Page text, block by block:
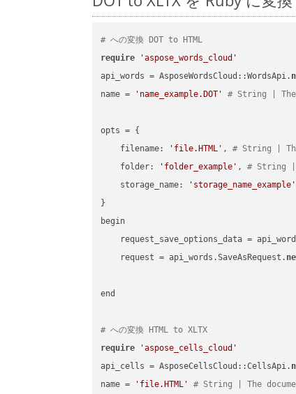
# への変換 DOT to HTML
require
'aspose_words_cloud'
api_words = AsposeWordsCloud::WordsApi.
name =
'name_example.DOT' # String | The
opts = {
    filename:
'file.HTML' , # String |
    folder:
'folder_example' , # String |
    storage_name:
'storage_name_example'
}
begin
request_save_options_data =
    request = api_words.SaveAsRequest.
end
# への変換 HTML to XLTX
require
'aspose_cells_cloud'
api_cells = AsposeCellsCloud::CellsApi.
name =
'file.HTML' # String | The